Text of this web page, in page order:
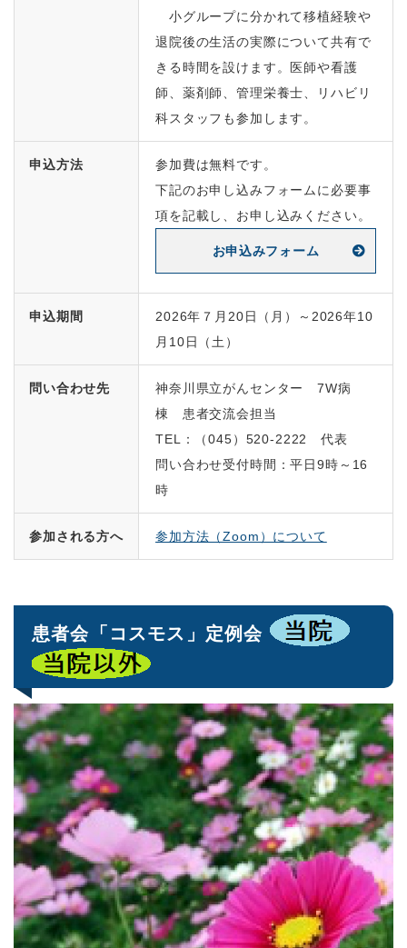
小グループに分かれて移植経験や
退院後の生活の実際について共有で
きる時間を設けます。医師や看護
師、薬剤師、管理栄養士、リハビリ
科スタッフも参加します。
申込方法
参加費は無料です。
下記のお申し込みフォームに必要事
項を記載し、お申し込みください。
お申込みフォーム
申込期間
2026年７月20日（月）～2026年10
月10日（土）
問い合わせ先 神奈川県立がんセンター7W病
棟 患者交流会担当
TEL ：（045） 520-2222
代表
問い合わせ受付時間：平日9時～ 16
時
参加される方へ 参加方法（Zoom）について
患者会「コスモス」定例会